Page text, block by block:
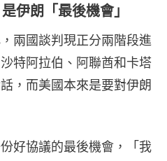
伊朗「最後機會」
兩國談判現正分兩階段進
特阿拉伯、阿聯酋和卡塔
，而美國本來是要對伊朗
好協議的最後機會，「我